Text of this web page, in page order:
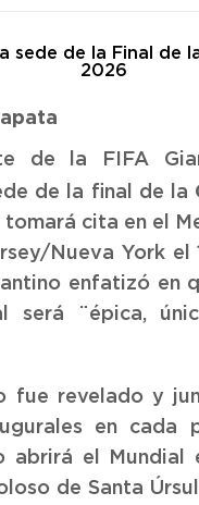
de la FIFA
de la final de la
tomará cita en el
Nueva York el
enfatizó en
será ¨épica,
fue revelado y
en cada
abrirá el Mundial
de Santa